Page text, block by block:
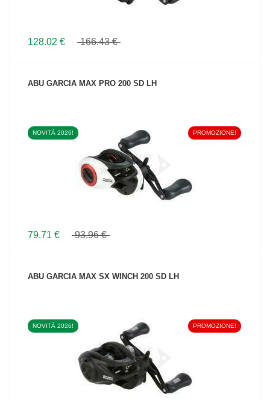
128.02 € 166.43 €
ABU GARCIA MAX PRO 200 SD LH
VEDI IL PRODOTTO
NOVITÀ 2026! PROMOZIONE!
79.71 € 93.96 €
ABU GARCIA MAX SX WINCH 200 SD LH
VEDI IL PRODOTTO
NOVITÀ 2026! PROMOZIONE!